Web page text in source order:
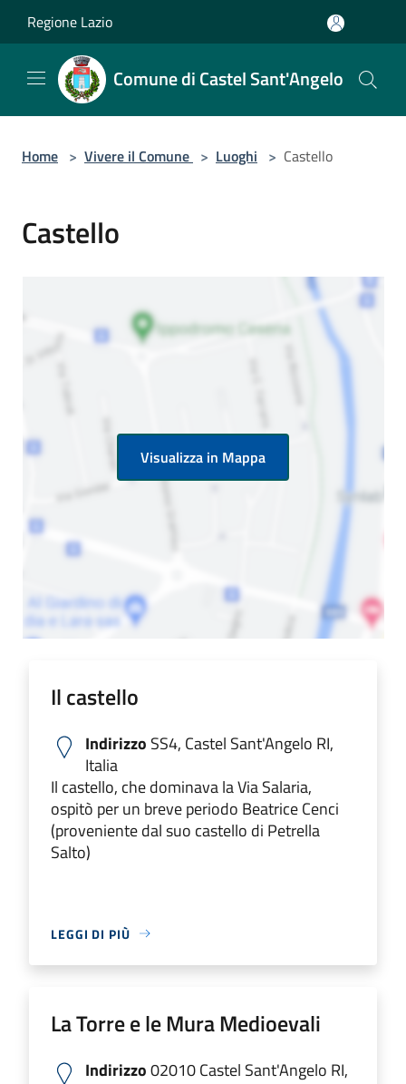
Regione Lazio
Comune di Castel Sant'Angelo
Home > Vivere il Comune > Luoghi > Castello
Castello
Visualizza in Mappa
Il castello
Indirizzo SS4, Castel Sant'Angelo RI,
Italia
Il castello, che dominava la Via Salaria,
ospitò per un breve periodo Beatrice Cenci
(proveniente dal suo castello di Petrella
Salto)
LEGGI DI PIÙ
La Torre e le Mura Medioevali
Indirizzo02010 Castel Sant'Angelo RI,